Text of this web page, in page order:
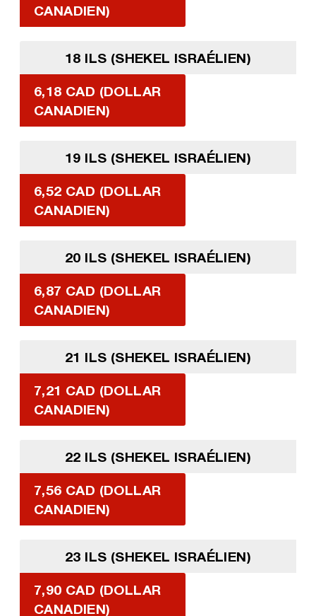
CANADIEN)
18 ILS (SHEKEL ISRAÉLIEN)
6,18 CAD (DOLLAR
CANADIEN)
19 ILS (SHEKEL ISRAÉLIEN)
6,52 CAD (DOLLAR
CANADIEN)
20 ILS (SHEKEL ISRAÉLIEN)
6,87 CAD (DOLLAR
CANADIEN)
21 ILS (SHEKEL ISRAÉLIEN)
7,21 CAD (DOLLAR
CANADIEN)
22 ILS (SHEKEL ISRAÉLIEN)
7,56 CAD (DOLLAR
CANADIEN)
23 ILS (SHEKEL ISRAÉLIEN)
7,90 CAD (DOLLAR
CANADIEN)